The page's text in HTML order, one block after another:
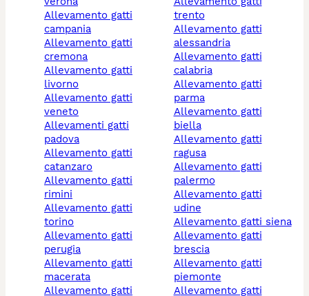
allevamento gatti
campania
allevamento gatti
cremona
allevamento gatti
livorno
allevamento gatti
veneto
allevamenti gatti
padova
allevamento gatti
catanzaro
allevamento gatti
rimini
allevamento gatti
torino
allevamento gatti
perugia
allevamento gatti
macerata
allevamento gatti
trento
allevamento gatti
alessandria
allevamento gatti
calabria
allevamento gatti
parma
allevamento gatti
biella
allevamento gatti
ragusa
allevamento gatti
palermo
allevamento gatti
udine
allevamento gatti siena
allevamento gatti
brescia
allevamento gatti
piemonte
allevamento gatti